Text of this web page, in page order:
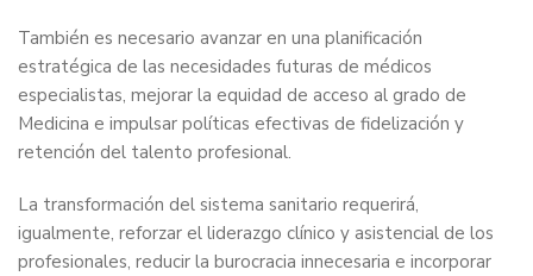
También es necesario avanzar en una planificación
estratégica de las necesidades futuras de médicos
especialistas, mejorar la equidad de acceso al grado de
Medicina e impulsar políticas efectivas de fidelización y
retención del talento profesional.
La transformación del sistema sanitario requerirá,
igualmente, reforzar el liderazgo clínico y asistencial de los
profesionales, reducir la burocracia innecesaria e incorporar